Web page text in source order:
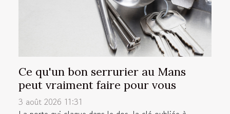
Ce qu'un bon serrurier au Mans
peut vraiment faire pour vous
3 août 2026 11:31